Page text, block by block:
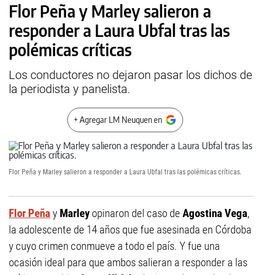
Flor Peña y Marley salieron a
responder a Laura Ubfal tras las
polémicas críticas
Los conductores no dejaron pasar los dichos de
la periodista y panelista.
+ Agregar LM Neuquen en
Flor Peña y Marley salieron a responder a Laura Ubfal tras las polémicas críticas.
Flor Peñay Marleyopinaron del caso de Agostina Vega,
la adolescente de 14 años que fue asesinada en Córdoba
y cuyo crimen conmueve a todo el país. Y fue una
ocasión ideal para que ambos salieran a responder a las